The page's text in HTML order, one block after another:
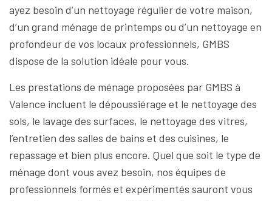
ayez besoin d’un nettoyage régulier de votre maison,
d’un grand ménage de printemps ou d’un nettoyage en
profondeur de vos locaux professionnels, GMBS
dispose de la solution idéale pour vous.
Les prestations de ménage proposées par GMBS à
Valence incluent le dépoussiérage et le nettoyage des
sols, le lavage des surfaces, le nettoyage des vitres,
l’entretien des salles de bains et des cuisines, le
repassage et bien plus encore. Quel que soit le type de
ménage dont vous avez besoin, nos équipes de
professionnels formés et expérimentés sauront vous